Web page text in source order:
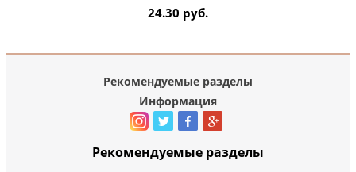
24.30 руб.
Рекомендуемые разделы
Информация
Рекомендуемые разделы